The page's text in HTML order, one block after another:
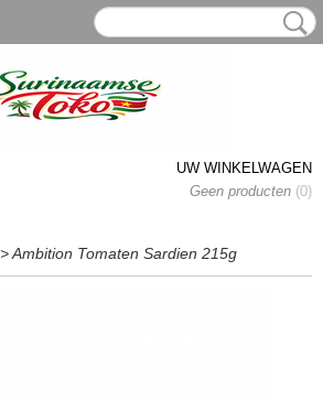
UW WINKELWAGEN
Geen producten (0)
>Ambition Tomaten Sardien 215g